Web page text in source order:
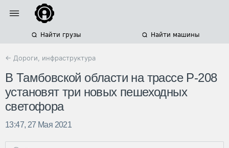
Найти грузы Найти машины
← Дороги, инфраструктура
В Тамбовской области на трассе Р-208
установят три новых пешеходных
светофора
13:47, 27 Мая 2021